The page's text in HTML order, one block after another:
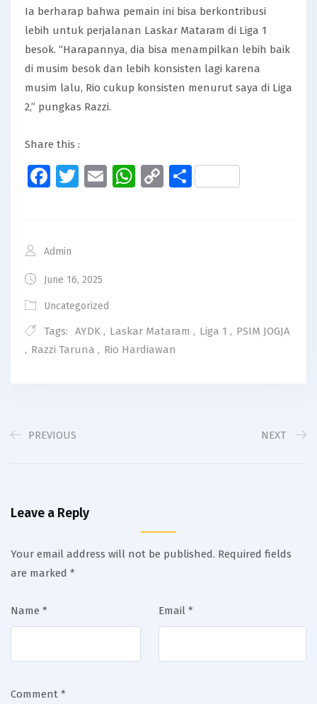
Ia berharap bahwa pemain ini bisa berkontribusi
lebih untuk perjalanan Laskar Mataram di Liga 1
besok. “Harapannya, dia bisa menampilkan lebih baik
di musim besok dan lebih konsisten lagi karena
musim lalu, Rio cukup konsisten menurut saya di Liga
2,” pungkas Razzi.
Share this :
Facebook
Twitter
EmailWhatsApp
CopyShare
Admin
June 16, 2025
Uncategorized
Tags: AYDK , Laskar Mataram , Liga 1 , PSIM JOGJA
, Razzi Taruna , Rio Hardiawan
PREVIOUS NEXT
Leave a Reply
Your email address will not be published. Required fields
are marked *
Name * Email *
Comment *